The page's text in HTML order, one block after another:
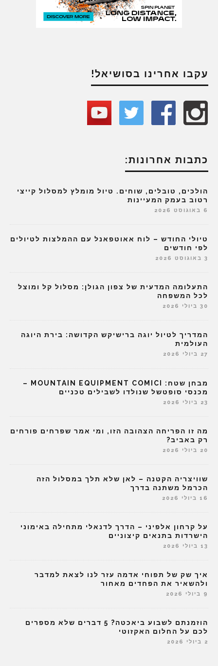
עקבו אחרינו בסושיאל!
כתבות אחרונות:
הולכים, טובלים, שוחים. טיול מומלץ למסלול קייצי
רטוב בעמק המעיינות
6 באוגוסט 2026
טיולי החודש – לוח אאוטפאנל עם ההמלצות לטיולים
לפי חודשים
3 באוגוסט 2026
התעלומה המדעית של צפון הגולן: מסלול קל ומוצל
לכל המשפחה
30 ביולי 2026
המדריך לטיול יוגה ברישיקש הקדושה: בירת היוגה
העולמית
27 ביולי 2026
מבחן שטח: MOUNTAIN EQUIPMENT COMICI –
מכנסי סופטשל שנולדו לשבילים טכניים
23 ביולי 2026
מה זו הפריחה הצהובה הזו, ומי אמר שפרחים פורחים
רק באביב?
20 ביולי 2026
שוויצריה הקטנה – לאן שלא תלך במסלול הזה
הכרמל משתנה בדרך
16 ביולי 2026
על קרחון אלפיני – הדרך לדנאלי מתחילה באימוני
הישרדות בתנאים קיצוניים
13 ביולי 2026
איך שק של תפוחי אדמה עזר לנו לצאת למדבר
ולהשאיר את הפחדים מאחור
9 ביולי 2026
הוזמנתם לשבוע ביאכטה? 5 דברים שלא מספרים
לכם על החלום האקזוטי
2 ביולי 2026